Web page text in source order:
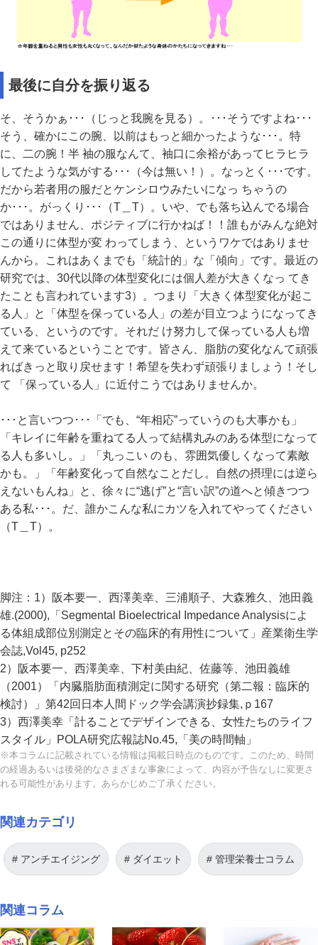
最後に自分を振り返る
そ、そうかぁ･･･（じっと我腕を見る）。･･･そうですよね･･･
そう、確かにこの腕、以前はもっと細かったような･･･。特
に、二の腕！半 袖の服なんて、袖口に余裕があってヒラヒラ
してたような気がする･･･（今は無い！）。なっとく･･･です。
だから若者用の服だとケンシロウみたいになっ ちゃうの
か･･･。がっくり･･･（T＿T）。いや、でも落ち込んでる場合
ではありません、ポジティブに行かねば！！誰もがみんな絶対
この通りに体型が変 わってしまう、というワケではありませ
んから。これはあくまでも「統計的」な「傾向」です。最近の
研究では、30代以降の体型変化には個人差が大きくなっ てき
たことも言われています3）。つまり「大きく体型変化が起こ
る人」と「体型を保っている人」の差が目立つようになってき
ている、というのです。それだ け努力して保っている人も増
えて来ているということです。皆さん、脂肪の変化なんて頑張
ればきっと取り戻せます！希望を失わず頑張りましょう！そし
て 「保っている人」に近付こうではありませんか。
･･･と言いつつ･･･「でも、“年相応”っていうのも大事かも」
「キレイに年齢を重ねてる人って結構丸みのある体型になって
る人も多いし。」「丸っこい のも、雰囲気優しくなって素敵
かも。」「年齢変化って自然なことだし。自然の摂理には逆ら
えないもんね」と、徐々に“逃げ”と“言い訳”の道へと傾きつつ
ある私･･･。だ、誰かこんな私にカツを入れてやってください
（T＿T）。
脚注：1）阪本要一、西澤美幸、三浦順子、大森雅久、池田義
雄.(2000),「Segmental Bioelectrical Impedance Analysisによ
る体組成部位別測定とその臨床的有用性について」産業衛生学
会誌,Vol45, p252
2）阪本要一、西澤美幸、下村美由紀、佐藤等、池田義雄
（2001）「内臓脂肪面積測定に関する研究（第二報：臨床的
検討）」第42回日本人間ドック学会講演抄録集,ｐ167
3）西澤美幸「計ることでデザインできる、女性たちのライフ
スタイル」POLA研究広報誌No.45,「美の時間軸」
※本コラムに記載されている情報は掲載日時点のものです。このため、時間
の経過あるいは後発的なさまざまな事象によって、内容が予告なしに変更さ
れる可能性があります。あらかじめご了承ください。
関連カテゴリ
アンチエイジング ダイエット 管理栄養士コラム
関連コラム